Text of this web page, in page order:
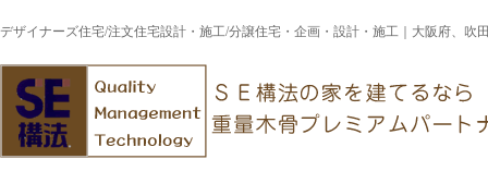
デザイナーズ住宅/注文住宅設計・施工/分譲住宅・企画・設計・施工｜大阪府、吹